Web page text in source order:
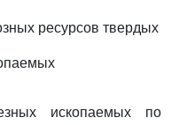
ресурсов твердых
ископаемых по